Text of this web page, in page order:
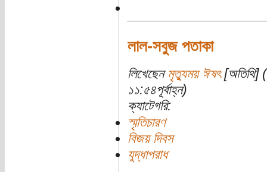
লাল-সবুজ পতাকা
লিখেছেন মৃত্যুময় ঈষৎ[অতিথি]
১১:৫৪পূর্বাহ্ন)
ক্যাটেগরি:
স্মৃতিচারণ
বিজয় দিবস
যুদ্ধাপরাধ